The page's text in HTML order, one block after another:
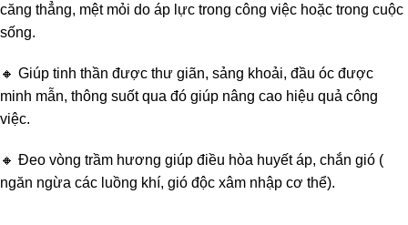
căng thẳng, mệt mỏi do áp lực trong công việc hoặc trong cuộc
sống.
🔸 Giúp tinh thần được thư giãn, sảng khoải, đầu óc được
minh mẫn, thông suốt qua đó giúp nâng cao hiệu quả công
việc.
🔸 Đeo vòng trầm hương giúp điều hòa huyết áp, chắn gió (
ngăn ngừa các luồng khí, gió độc xâm nhập cơ thể).